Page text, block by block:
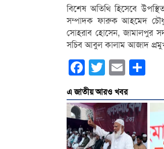
বিশেষ অতিথি হিসেবে
সম্পাদক ফারুক আহমেদ
সোহরাব হোসেন, জামালপুর
সচিব আবুল কালাম আজাদ
Facebook
Twitter Email
এ জাতীয় আরও খবর